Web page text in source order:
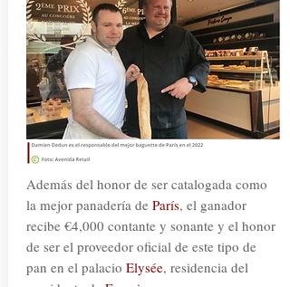
Además del honor de ser catalogada como
la mejor panadería de París, el ganador
recibe €4,000 contante y sonante y el honor
de ser el proveedor oficial de este tipo de
pan en el palacio Elysée, residencia del